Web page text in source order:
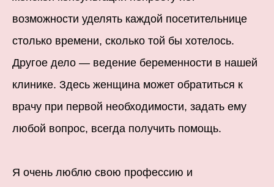
возможности уделять каждой посетительнице
столько времени, сколько той бы хотелось.
Другое дело — ведение беременности в нашей
клинике. Здесь женщина может обратиться к
врачу при первой необходимости, задать ему
любой вопрос, всегда получить помощь.
Я очень люблю свою профессию и